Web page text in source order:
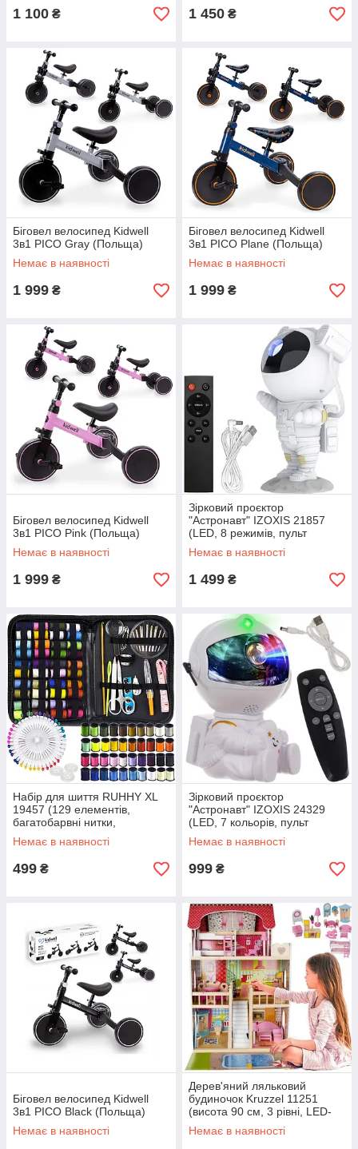
1 100 ₴ 1 450 ₴
Біговел велосипед Kidwell
3в1 PICO Gray (Польща)
Немає в наявності
1 999 ₴
Біговел велосипед Kidwell
3в1 PICO Plane (Польща)
Немає в наявності
1 999 ₴
Біговел велосипед Kidwell
3в1 PICO Pink (Польща)
Немає в наявності
1 999 ₴
Зірковий проєктор
"Астронавт" IZOXIS 21857
(LED, 8 режимів, пульт
керування)
Немає в наявності
1 499 ₴
Набір для шиття RUHHY XL
19457 (129 елементів,
багатобарвні нитки,
компактний чохол)
Немає в наявності
499 ₴
Зірковий проєктор
"Астронавт" IZOXIS 24329
(LED, 7 кольорів, пульт
керування)
Немає в наявності
999 ₴
Біговел велосипед Kidwell
3в1 PICO Black (Польща)
Немає в наявності
Дерев'яний ляльковий
будиночок Kruzzel 11251
(висота 90 см, 3 рівні, LED-
підсвітка)
Немає в наявності